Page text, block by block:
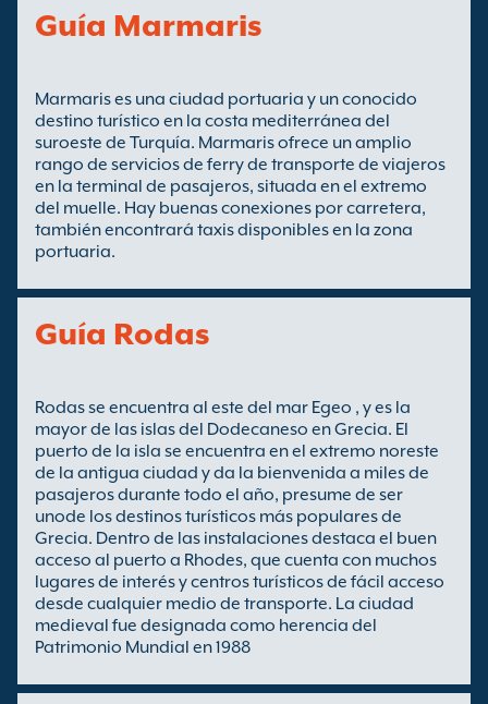
Guía Marmaris
Marmaris es una ciudad portuaria y un conocido
destino turístico en la costa mediterránea del
suroeste de Turquía. Marmaris ofrece un amplio
rango de servicios de ferry de transporte de viajeros
en la terminal de pasajeros, situada en el extremo
del muelle. Hay buenas conexiones por carretera,
también encontrará taxis disponibles en la zona
portuaria.
Guía Rodas
Rodas se encuentra al este del mar Egeo , y es la
mayor de las islas del Dodecaneso en Grecia. El
puerto de la isla se encuentra en el extremo noreste
de la antigua ciudad y da la bienvenida a miles de
pasajeros durante todo el año, presume de ser
unode los destinos turísticos más populares de
Grecia. Dentro de las instalaciones destaca el buen
acceso al puerto a Rhodes, que cuenta con muchos
lugares de interés y centros turísticos de fácil acceso
desde cualquier medio de transporte. La ciudad
medieval fue designada como herencia del
Patrimonio Mundial en 1988